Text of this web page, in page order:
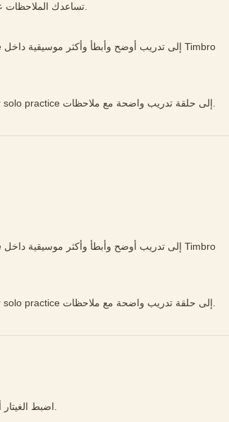
تساعدك الملاحظات على سماع التوقيت والنغمة والكتم والتحكم بوضوح أكبر.